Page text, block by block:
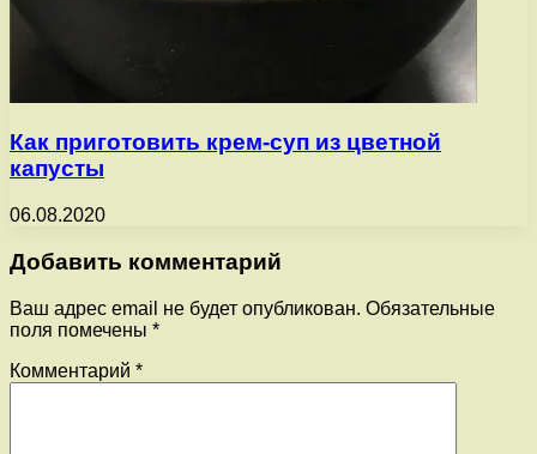
Как приготовить крем-суп из цветной
капусты
06.08.2020
Добавить комментарий
Ваш адрес email не будет опубликован. Обязательные
поля помечены *
Комментарий *